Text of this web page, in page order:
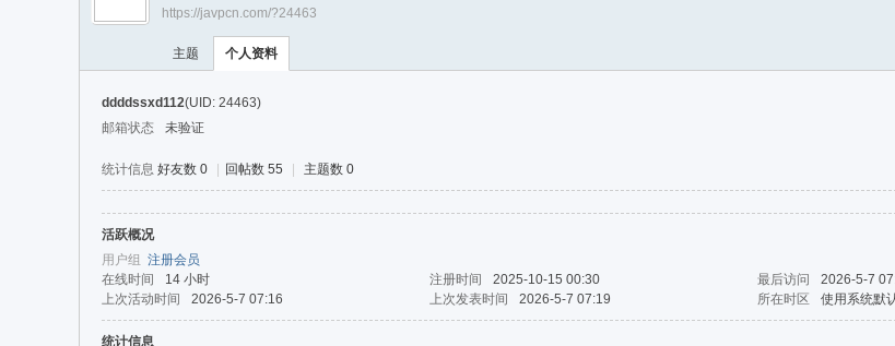
›
https://javpcn.com/?24463
主题 个人资料
ddddssxd112(UID: 24463)
邮箱状态
未验证
统计信息 好友数 0 回帖数 55 主题数 0
活跃概况
用户组 注册会员
在线时间
14 小时 注册时间 2025-10-15 00:30 最后访问
2026-5-7
上次活动时间
2026-5-7 07:16 上次发表时间 2026-5-7 07:19 所在时区 使用系统默
统计信息